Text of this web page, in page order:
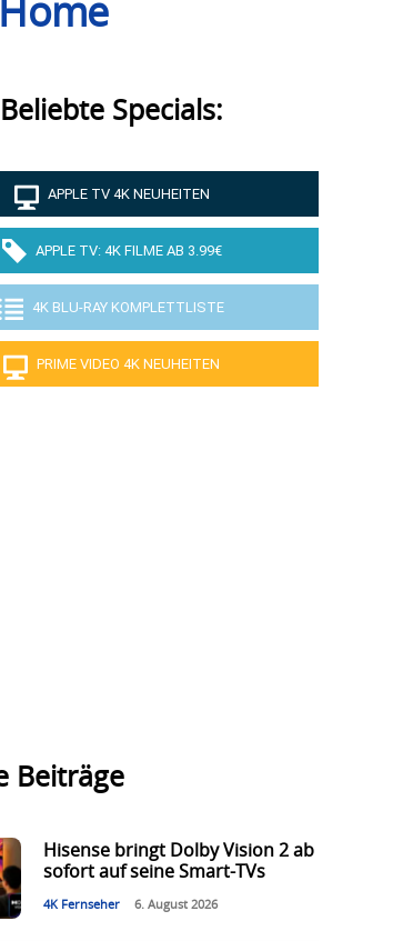
Beliebte Specials:
APPLE TV 4K NEUHEITEN
APPLE TV: 4K FILME AB 3.99€
4K BLU-RAY KOMPLETTLISTE
PRIME VIDEO 4K NEUHEITEN
Beiträge
Hisense bringt Dolby Vision 2 ab
sofort auf seine Smart-TVs
4K Fernseher 6. August 2026